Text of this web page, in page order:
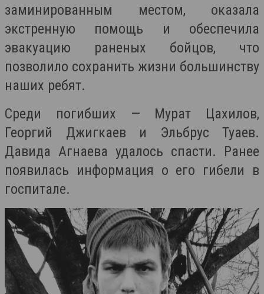
заминированным местом, оказала
экстренную помощь и обеспечила
эвакуацию раненых бойцов, что
позволило сохранить жизни большинству
наших ребят.
Среди погибших — Мурат Цахилов,
Георгий Джигкаев и Эльбрус Туаев.
Давида Агнаева удалось спасти. Ранее
появилась информация о его гибели в
госпитале.